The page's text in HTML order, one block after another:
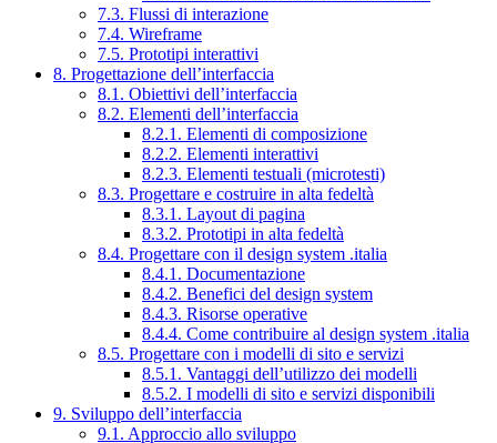
7.3. Flussi di interazione
7.4. Wireframe
7.5. Prototipi interattivi
8. Progettazione dell’interfaccia
8.1. Obiettivi dell’interfaccia
8.2. Elementi dell’interfaccia
8.2.1. Elementi di composizione
8.2.2. Elementi interattivi
8.2.3. Elementi testuali (microtesti)
8.3. Progettare e costruire in alta fedeltà
8.3.1. Layout di pagina
8.3.2. Prototipi in alta fedeltà
8.4. Progettare con il design system .italia
8.4.1. Documentazione
8.4.2. Benefici del design system
8.4.3. Risorse operative
8.4.4. Come contribuire al design system .italia
8.5. Progettare con i modelli di sito e servizi
8.5.1. Vantaggi dell’utilizzo dei modelli
8.5.2. I modelli di sito e servizi disponibili
9. Sviluppo dell’interfaccia
9.1. Approccio allo sviluppo